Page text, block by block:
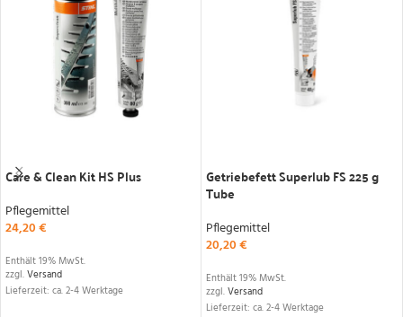
Care & Clean Kit HS Plus
Pflegemittel
24,20€
Enthält 19% MwSt.
zzgl.Versand
Lieferzeit: ca. 2-4 Werktage
Getriebefett Superlub FS 225 g
Tube
Pflegemittel
20,20€
Enthält 19% MwSt.
zzgl.Versand
Lieferzeit: ca. 2-4 Werktage